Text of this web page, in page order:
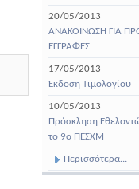
20/05/2013
ΑΝΑΚΟΙΝΩΣΗ ΓΙΑ
ΕΓΓΡΑΦΕΣ
17/05/2013
Έκδοση Τιμολογίου
10/05/2013
Πρόσκληση
το 9ο ΠΕΣΧΜ
Περισσότερα...